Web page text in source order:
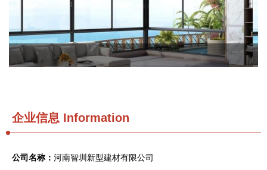
企业信息 Information
公司名称： 河南智圳新型建材有限公司